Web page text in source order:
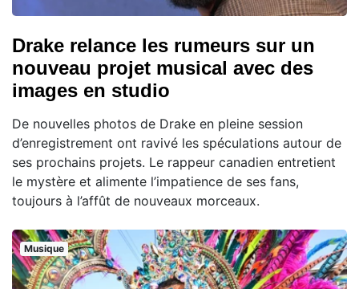
Drake relance les rumeurs sur un
nouveau projet musical avec des
images en studio
De nouvelles photos de Drake en pleine session
d’enregistrement ont ravivé les spéculations autour de
ses prochains projets. Le rappeur canadien entretient
le mystère et alimente l’impatience de ses fans,
toujours à l’affût de nouveaux morceaux.
Musique